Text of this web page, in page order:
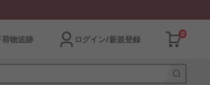
荷物追跡 ログイン/新規登録
0